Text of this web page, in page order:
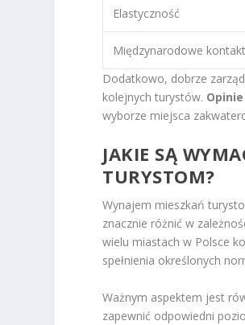
Elastyczność
Międzynarodowe
Dodatkowo, dobrze
kolejnych turystów.
wyborze miejsca
JAKIE SĄ
TURYSTOM?
Wynajem mieszkań
znacznie różnić w
wielu miastach w Polsce
spełnienia określonych
Ważnym aspektem jest
zapewnić odpowiedni